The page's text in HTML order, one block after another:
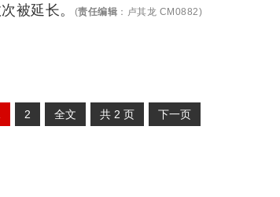
被延长。
(责任编辑 ： 卢其龙 CM0882)
2 全文 共 2 页 下一页